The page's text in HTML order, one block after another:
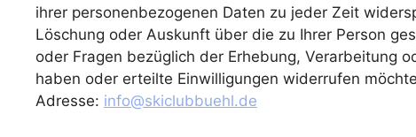
ihrer personenbezogenen Daten zu jeder Zeit
Löschung oder Auskunft über die zu Ihrer Person
oder Fragen bezüglich der Erhebung, Verarbeitung
haben oder erteilte Einwilligungen widerrufen
Adresse: info@skiclubbuehl.de